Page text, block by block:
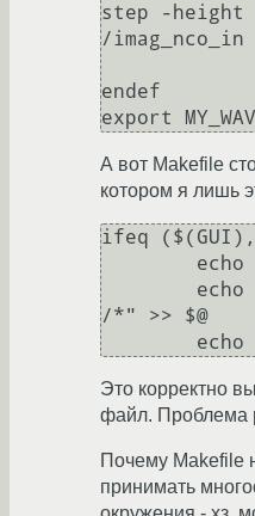
step -height
/imag_nco_in
endef
export
А вот Makefile
котором я лишь
ifeq
/*" >> $@
Это корректно
файл. Проблема
Почему Makefile
принимать